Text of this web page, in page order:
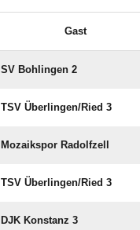
Gast
SV Bohlingen 2
TSV Überlingen/​Ried 3
Mozaikspor Radolfzell
TSV Überlingen/​Ried 3
DJK Konstanz 3